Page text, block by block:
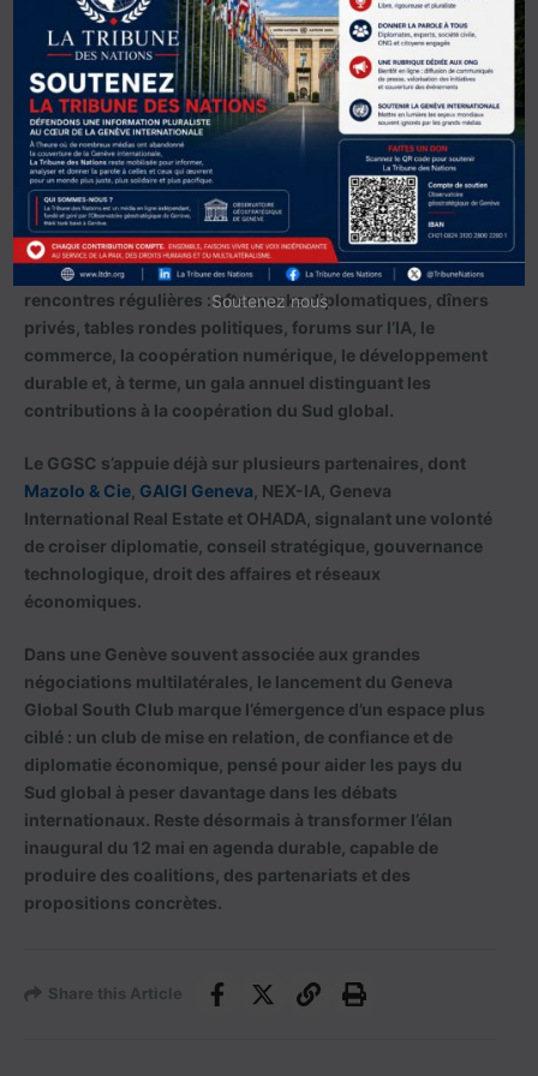
Le Geneva Global South Club se définit comme une
plateforme réunissant ambassadeurs, diplomates,
dirigeants internationaux et décideurs issus d’Afrique,
d’Asie, d’Amérique latine, du Moyen-Orient, des Caraïbes
et du Pacifique. Sa mission affichée est d’amplifier la voix
du Sud global dans les enceintes genevoises, notamment
auprès des agences des Nations unies, de l’OMC et des
institutions multilatérales.
Au-delà du symbole, l’initiative vise à structurer des
rencontres régulières : afterworks diplomatiques, dîners
privés, tables rondes politiques, forums sur l’IA, le
commerce, la coopération numérique, le développement
durable et, à terme, un gala annuel distinguant les
contributions à la coopération du Sud global.
Le GGSC s’appuie déjà sur plusieurs partenaires, dont
Mazolo & Cie GAIGI Geneva , NEX-IA, Geneva
International Real Estate et OHADA, signalant une volonté
de croiser diplomatie, conseil stratégique, gouvernance
technologique, droit des affaires et réseaux
économiques.
Dans une Genève souvent associée aux grandes
négociations multilatérales, le lancement du Geneva
Global South Club marque l’émergence d’un espace plus
ciblé : un club de mise en relation, de confiance et de
diplomatie économique, pensé pour aider les pays du
Sud global à peser davantage dans les débats
internationaux. Reste désormais à transformer l’élan
inaugural du 12 mai en agenda durable, capable de
produire des coalitions, des partenariats et des
propositions concrètes.
Share this Article
Soutenez nous